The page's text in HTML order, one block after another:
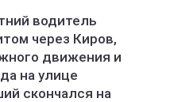
водитель
через Киров,
движения и
на улице
скончался на